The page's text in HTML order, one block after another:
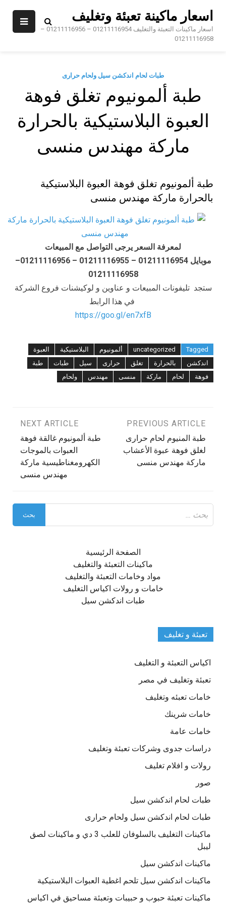
اسعار ماكينة تعبئة وتغليف
اسعار ماكينات التعبئة والتغليف 01211116954 – 01211116956 –
01211116958
طبات لحام اندكشن سيل ولحام حرارى
طبة ألمونيوم تغلق فوهة
العبوة البلاستيكية بالحرارة
ماركة مهندس منسى
طبة ألمونيوم تغلق فوهة العبوة البلاستيكية
بالحرارة ماركة مهندس منسى
لمعرفة السعر يرجى التواصل مع المبيعات
موبايل 01211116954 – 01211116955 – 01211116956–
01211116958
ستجد تليفونات المبيعات و عناوين و لوكيشنات فروع الشركة
في هذا الرابط
https://goo.gl/en7xfB
Tagged
uncategorized ألمونيوم البلاستيكية
العبوة
اندكشن
بالحرارة تغلق حرارى سيل طبات
طبة
فوهة
لحام ماركة منسى مهندس ولحام
تصفّح
المقالات
PREVIOUS ARTICLE
طبة المنيوم لحام حرارى
لغلق فوهة عبوة الأعشاب
ماركة مهندس منسى
NEXT ARTICLE
طبة ألمونيوم غالقة فوهة
العبوات بالموجات
الكهرومغناطيسية ماركة
مهندس منسى
عن:
الصفحة الرئيسية
ماكينات التعبئة والتغليف
مواد وخامات التعبئة والتغليف
خامات و رولات اكياس التغليف
طبات اندكشن سيل
تعبئة و تغليف
اكياس التعبئة و التغليف
تعبئة وتغليف في مصر
خامات تعبئه وتغليف
خامات شرينك
خامات عامة
دراسات جدوى وشركات تعبئة وتغليف
رولات و افلام تغليف
صور
طبات لحام اندكشن سيل
طبات لحام اندكشن سيل ولحام حرارى
ماكينات التغليف بالسلوفان للعلب 3 دي و ماكينات لصق
ليبل
ماكينات اندكشن سيل
ماكينات اندكشن سيل تلحم اغطية العبوات البلاستيكية
ماكينات تعبئة حبوب و حبيبات وتعبئة مساحيق في اكياس